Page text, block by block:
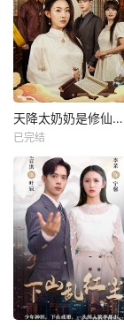
天降太奶奶是修仙老祖
已完结